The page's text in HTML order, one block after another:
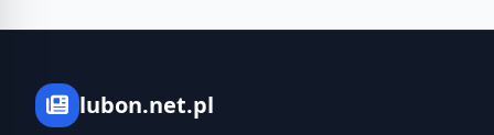
lubon.net.pl